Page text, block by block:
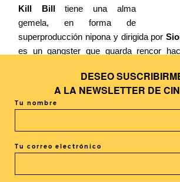
Kill Billtiene una alma
gemela, en forma de
superproducción nipona y dirigida por
es un gangster que guarda rencor
enamorado. Hirata, un director de
llamado Kouji , también se ven
enredo. Los yakuzas, el gore, el
DESEO
A LA NEWSLETTER DE
Tu nombre
Tu correo electrónico